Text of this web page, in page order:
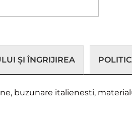
ȘI ÎNGRIJIREA
buzunare italienesti,